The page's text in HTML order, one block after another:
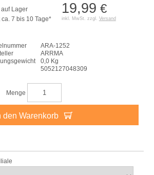
19,99 €
inkl. MwSt. zzgl. Versand
Lager
ca. 7 bis 10 Tage*
ARA-1252
ARRMA
0,0 Kg
5052127048309
Menge
den Warenkorb